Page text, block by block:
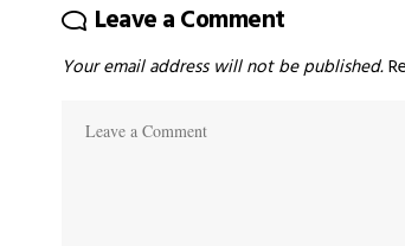
Leave a Comment
Your email address will not be published.